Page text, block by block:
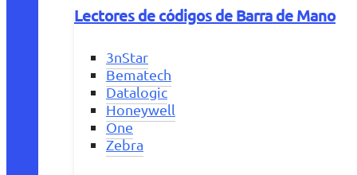
Lectores de códigos de Barra de Mano
3nStar
Bematech
Datalogic
Honeywell
One
Zebra